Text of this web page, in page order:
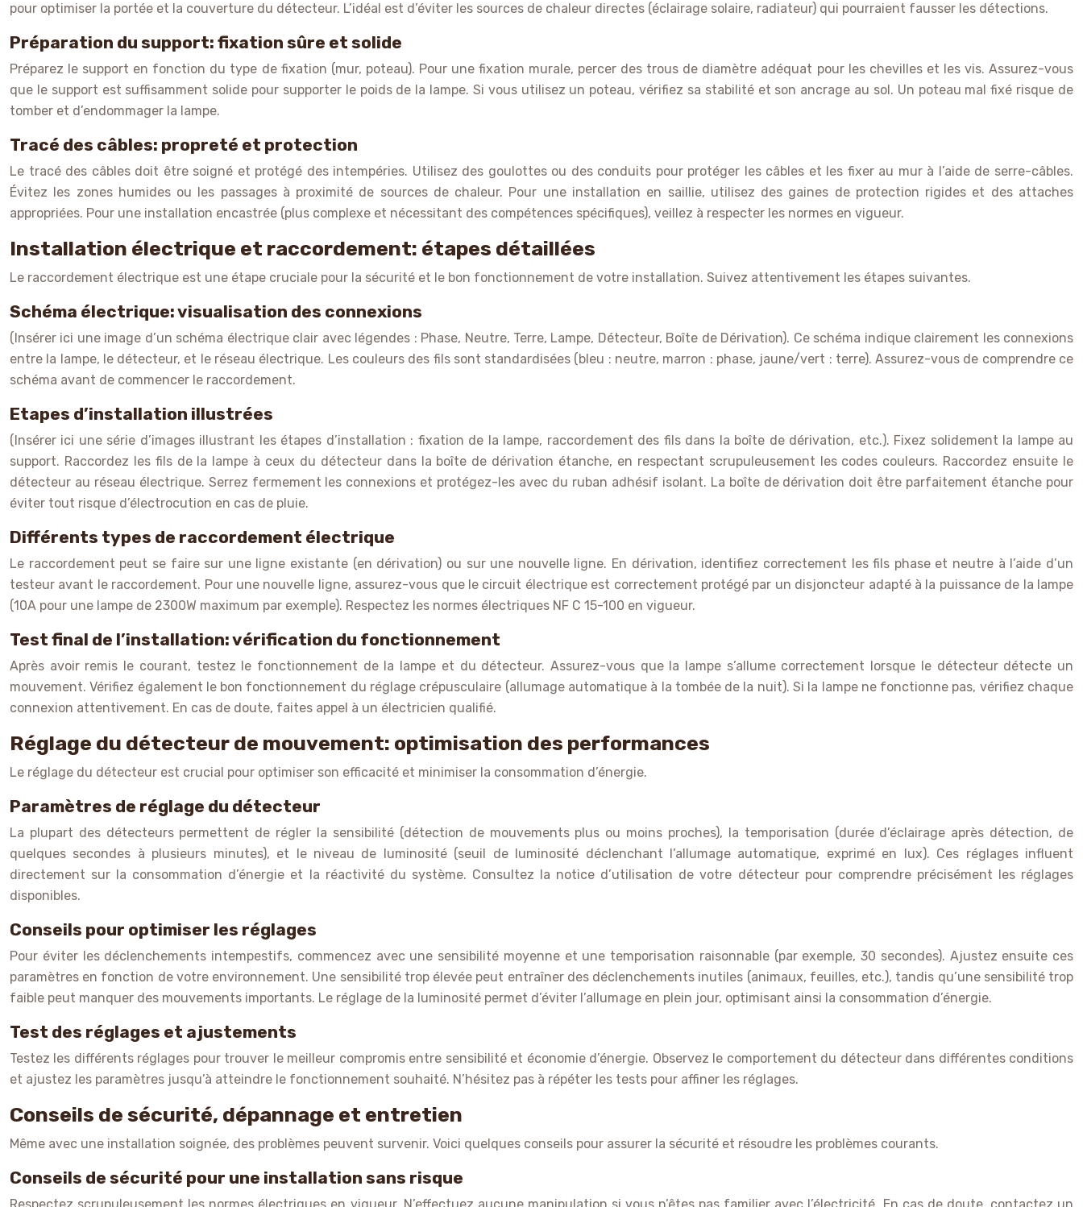
pour optimiser la portée et la couverture du détecteur. L’idéal est d’éviter les sources de chaleur directes (éclairage solaire, radiateur) qui pourraient fausser les détections.
Préparation du support: fixation sûre et solide
Préparez le support en fonction du type de fixation (mur, poteau). Pour une fixation murale, percer des trous de diamètre adéquat pour les chevilles et les vis. Assurez-vous
que le support est suffisamment solide pour supporter le poids de la lampe. Si vous utilisez un poteau, vérifiez sa stabilité et son ancrage au sol. Un poteau mal fixé risque de
tomber et d’endommager la lampe.
Tracé des câbles: propreté et protection
Le tracé des câbles doit être soigné et protégé des intempéries. Utilisez des goulottes ou des conduits pour protéger les câbles et les fixer au mur à l’aide de serre-câbles.
Évitez les zones humides ou les passages à proximité de sources de chaleur. Pour une installation en saillie, utilisez des gaines de protection rigides et des attaches
appropriées. Pour une installation encastrée (plus complexe et nécessitant des compétences spécifiques), veillez à respecter les normes en vigueur.
Installation électrique et raccordement: étapes détaillées
Le raccordement électrique est une étape cruciale pour la sécurité et le bon fonctionnement de votre installation. Suivez attentivement les étapes suivantes.
Schéma électrique: visualisation des connexions
(Insérer ici une image d’un schéma électrique clair avec légendes : Phase, Neutre, Terre, Lampe, Détecteur, Boîte de Dérivation). Ce schéma indique clairement les connexions
entre la lampe, le détecteur, et le réseau électrique. Les couleurs des fils sont standardisées (bleu : neutre, marron : phase, jaune/vert : terre). Assurez-vous de comprendre ce
schéma avant de commencer le raccordement.
Etapes d’installation illustrées
(Insérer ici une série d’images illustrant les étapes d’installation : fixation de la lampe, raccordement des fils dans la boîte de dérivation, etc.). Fixez solidement la lampe au
support. Raccordez les fils de la lampe à ceux du détecteur dans la boîte de dérivation étanche, en respectant scrupuleusement les codes couleurs. Raccordez ensuite le
détecteur au réseau électrique. Serrez fermement les connexions et protégez-les avec du ruban adhésif isolant. La boîte de dérivation doit être parfaitement étanche pour
éviter tout risque d’électrocution en cas de pluie.
Différents types de raccordement électrique
Le raccordement peut se faire sur une ligne existante (en dérivation) ou sur une nouvelle ligne. En dérivation, identifiez correctement les fils phase et neutre à l’aide d’un
testeur avant le raccordement. Pour une nouvelle ligne, assurez-vous que le circuit électrique est correctement protégé par un disjoncteur adapté à la puissance de la lampe
(10A pour une lampe de 2300W maximum par exemple). Respectez les normes électriques NF C 15-100 en vigueur.
Test final de l’installation: vérification du fonctionnement
Après avoir remis le courant, testez le fonctionnement de la lampe et du détecteur. Assurez-vous que la lampe s’allume correctement lorsque le détecteur détecte un
mouvement. Vérifiez également le bon fonctionnement du réglage crépusculaire (allumage automatique à la tombée de la nuit). Si la lampe ne fonctionne pas, vérifiez chaque
connexion attentivement. En cas de doute, faites appel à un électricien qualifié.
Réglage du détecteur de mouvement: optimisation des performances
Le réglage du détecteur est crucial pour optimiser son efficacité et minimiser la consommation d’énergie.
Paramètres de réglage du détecteur
La plupart des détecteurs permettent de régler la sensibilité (détection de mouvements plus ou moins proches), la temporisation (durée d’éclairage après détection, de
quelques secondes à plusieurs minutes), et le niveau de luminosité (seuil de luminosité déclenchant l’allumage automatique, exprimé en lux). Ces réglages influent
directement sur la consommation d’énergie et la réactivité du système. Consultez la notice d’utilisation de votre détecteur pour comprendre précisément les réglages
disponibles.
Conseils pour optimiser les réglages
Pour éviter les déclenchements intempestifs, commencez avec une sensibilité moyenne et une temporisation raisonnable (par exemple, 30 secondes). Ajustez ensuite ces
paramètres en fonction de votre environnement. Une sensibilité trop élevée peut entraîner des déclenchements inutiles (animaux, feuilles, etc.), tandis qu’une sensibilité trop
faible peut manquer des mouvements importants. Le réglage de la luminosité permet d’éviter l’allumage en plein jour, optimisant ainsi la consommation d’énergie.
Test des réglages et ajustements
Testez les différents réglages pour trouver le meilleur compromis entre sensibilité et économie d’énergie. Observez le comportement du détecteur dans différentes conditions
et ajustez les paramètres jusqu’à atteindre le fonctionnement souhaité. N’hésitez pas à répéter les tests pour affiner les réglages.
Conseils de sécurité, dépannage et entretien
Même avec une installation soignée, des problèmes peuvent survenir. Voici quelques conseils pour assurer la sécurité et résoudre les problèmes courants.
Conseils de sécurité pour une installation sans risque